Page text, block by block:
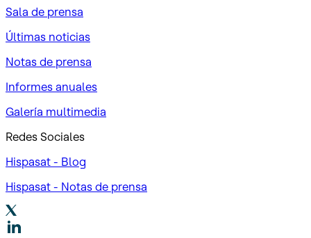
Sala de prensa
Últimas noticias
Notas de prensa
Informes anuales
Galería multimedia
Redes Sociales
Hispasat - Blog
Hispasat - Notas de prensa